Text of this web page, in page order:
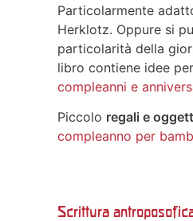
Particolarmente
Herklotz. Oppure si
particolarità della
libro contiene idee
compleanni e
Piccolo regali e
compleanno per
Scrittura